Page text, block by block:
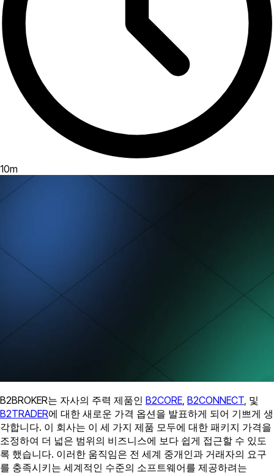
10m
B2BROKER는 자사의 주력 제품인 B2CORE B2CONNECT , 및
B2TRADER에 대한 새로운 가격 옵션을 발표하게 되어 기쁘게 생
각합니다. 이 회사는 이 세 가지 제품 모두에 대한 패키지 가격을
조정하여 더 넓은 범위의 비즈니스에 보다 쉽게 접근할 수 있도
록 했습니다. 이러한 움직임은 전 세계 중개인과 거래자의 요구
를 충족시키는 세계적인 수준의 소프트웨어를 제공하려는